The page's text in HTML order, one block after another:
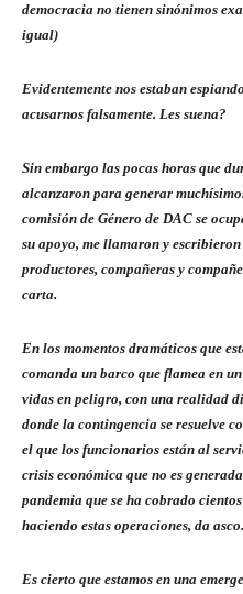
democracia no tienen sinónimos
igual)
Evidentemente nos estaban
acusarnos falsamente. Les suena?
Sin embargo las pocas horas que
alcanzaron para generar
comisión de Género de DAC se
su apoyo, me llamaron y
productores, compañeras y
carta.
En los momentos dramáticos que
comanda un barco que flamea en
vidas en peligro, con una realidad
donde la contingencia se resuelve
el que los funcionarios están al
crisis económica que no es
pandemia que se ha cobrado
haciendo estas operaciones, da asco.
Es cierto que estamos en una